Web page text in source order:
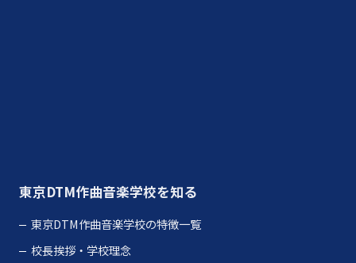
東京DTM作曲音楽学校を知る
東京DTM作曲音楽学校の特徴一覧
校長挨拶・学校理念